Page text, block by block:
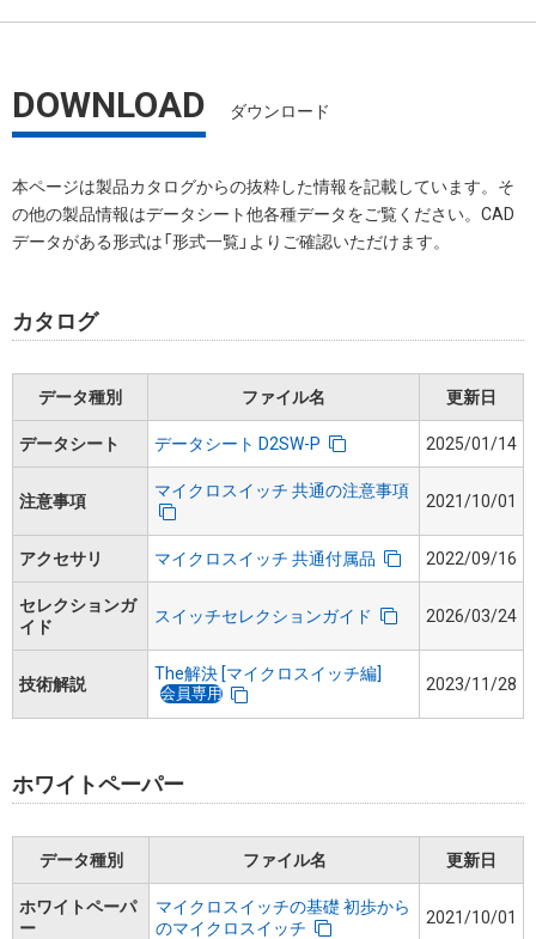
DOWNLOAD ダウンロード
本ページは製品カタログからの抜粋した情報を記載しています。そ
の他の製品情報はデータシート他各種データをご覧ください。CAD
データがある形式は「形式一覧」よりご確認いただけます。
カタログ
データ種別 ファイル名 更新日
データシート データシート D2SW-P 2025/01/14
注意事項
マイクロスイッチ 共通の注意事項
2021/10/01
アクセサリ マイクロスイッチ 共通付属品 2022/09/16
セレクションガ
イド
スイッチセレクションガイド 2026/03/24
技術解説
The解決 [マイクロスイッチ編]
会員専用 2023/11/28
ホワイトペーパー
データ種別 ファイル名 更新日
ホワイトペーパ
ー
マイクロスイッチの基礎 初歩から
のマイクロスイッチ
2021/10/01